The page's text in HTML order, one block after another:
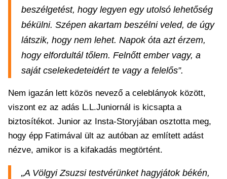
beszélgetést, hogy legyen egy utolsó lehetőség
békülni. Szépen akartam beszélni veled, de úgy
látszik, hogy nem lehet. Napok óta azt érzem,
hogy elfordultál tőlem. Felnőtt ember vagy, a
saját cselekedeteidért te vagy a felelős”.
Nem igazán lett közös nevező a celeblányok között,
viszont ez az adás L.L.Juniornál is kicsapta a
biztosítékot. Junior az Insta-Storyjában osztotta meg,
hogy épp Fatimával ült az autóban az említett adást
nézve, amikor is a kifakadás megtörtént.
„A Völgyi Zsuzsi testvérünket hagyjátok békén,